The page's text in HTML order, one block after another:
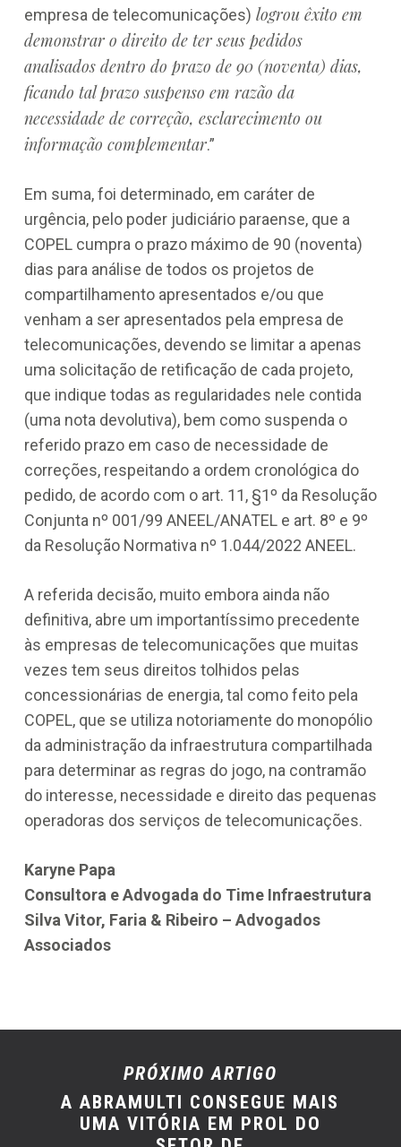
empresa de telecomunicações) logrou êxito em
demonstrar o direito de ter seus pedidos
analisados dentro do prazo de 90 (noventa) dias,
ficando tal prazo suspenso em razão da
necessidade de correção, esclarecimento ou
informação complementar.”
Em suma, foi determinado, em caráter de
urgência, pelo poder judiciário paraense, que a
COPEL cumpra o prazo máximo de 90 (noventa)
dias para análise de todos os projetos de
compartilhamento apresentados e/ou que
venham a ser apresentados pela empresa de
telecomunicações, devendo se limitar a apenas
uma solicitação de retificação de cada projeto,
que indique todas as regularidades nele contida
(uma nota devolutiva), bem como suspenda o
referido prazo em caso de necessidade de
correções, respeitando a ordem cronológica do
pedido, de acordo com o art. 11, §1º da Resolução
Conjunta nº 001/99 ANEEL/ANATEL e art. 8º e 9º
da Resolução Normativa nº 1.044/2022 ANEEL.
A referida decisão, muito embora ainda não
definitiva, abre um importantíssimo precedente
às empresas de telecomunicações que muitas
vezes tem seus direitos tolhidos pelas
concessionárias de energia, tal como feito pela
COPEL, que se utiliza notoriamente do monopólio
da administração da infraestrutura compartilhada
para determinar as regras do jogo, na contramão
do interesse, necessidade e direito das pequenas
operadoras dos serviços de telecomunicações.
Karyne Papa
Consultora e Advogada do Time Infraestrutura
Silva Vitor, Faria & Ribeiro – Advogados
Associados
PRÓXIMO ARTIGO
A ABRAMULTI CONSEGUE MAIS
UMA VITÓRIA EM PROL DO